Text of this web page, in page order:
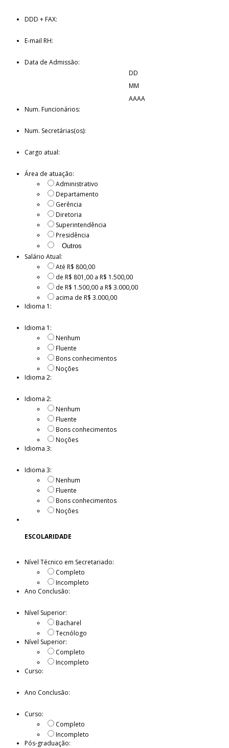
DDD + FAX:
E-mail RH:
Data de Admissão:
DD
MM
AAAA
Num. Funcionários:
Num. Secretárias(os):
Cargo atual:
Área de atuação:
Administrativo
Departamento
Gerência
Diretoria
Superintendência
Presidência
Salário Atual:
Até R$ 800,00
de R$ 801,00 a R$ 1.500,00
de R$ 1.500,00 a R$ 3.000,00
acima de R$ 3.000,00
Idioma 1:
Idioma 1:
Nenhum
Fluente
Bons conhecimentos
Noções
Idioma 2:
Idioma 2:
Nenhum
Fluente
Bons conhecimentos
Noções
Idioma 3:
Idioma 3:
Nenhum
Fluente
Bons conhecimentos
Noções
ESCOLARIDADE
Nível Técnico em Secretariado:
Completo
Incompleto
Ano Conclusão:
Nível Superior:
Bacharel
Tecnólogo
Nível Superior:
Completo
Incompleto
Curso:
Ano Conclusão:
Curso:
Completo
Incompleto
Pós-graduação: